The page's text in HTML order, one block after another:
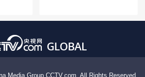
Media Group,CCTV.com. All Rights Reserved